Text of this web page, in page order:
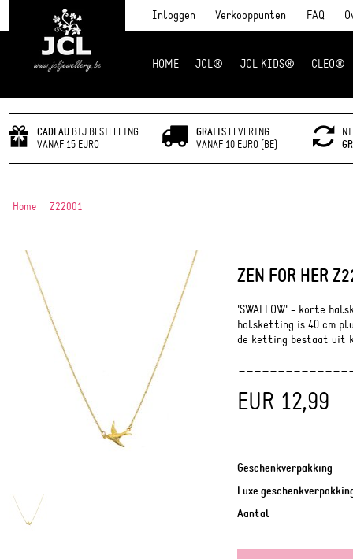
Inloggen Verkooppunten FAQ
HOME JCL® JCL KIDS® CLEO®
CADEAU BIJ BESTELLING
VANAF 15 EURO
GRATISLEVERING
VANAF 10 EURO (BE)
Home Z22001
ZEN FOR HER
'SWALLOW' - korte
halsketting is 40 cm
de ketting bestaat uit
EUR 12,99
Geschenkverpakking
Luxe
Aantal